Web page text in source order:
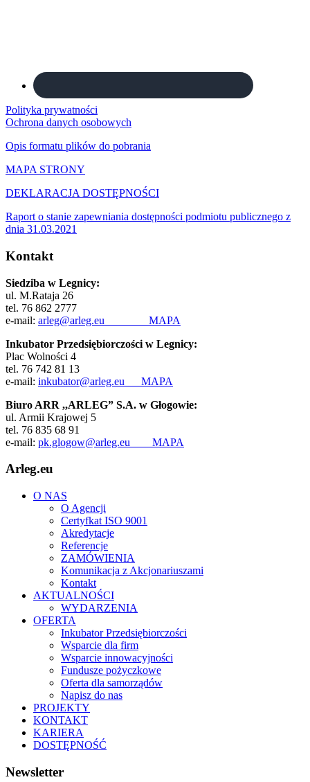
Polityka prywatności
Ochrona danych osobowych
Opis formatu plików do pobrania
MAPA STRONY
DEKLARACJA DOSTĘPNOŚCI
Raport o stanie zapewniania dostępności podmiotu publicznego z
dnia 31.03.2021
Kontakt
Siedziba w Legnicy:
ul. M.Rataja 26
tel. 76 862 2777
e-mail: arleg@arleg.eu MAPA
Inkubator Przedsiębiorczości w Legnicy:
Plac Wolności 4
tel. 76 742 81 13
e-mail: inkubator@arleg.eu MAPA
Biuro ARR ,,ARLEG” S.A. w Głogowie:
ul. Armii Krajowej 5
tel. 76 835 68 91
e-mail: pk.glogow@arleg.eu MAPA
Arleg.eu
O NAS
O Agencji
Certyfkat ISO 9001
Akredytacje
Referencje
ZAMÓWIENIA
Komunikacja z Akcjonariuszami
Kontakt
AKTUALNOŚCI
WYDARZENIA
OFERTA
Inkubator Przedsiębiorczości
Wsparcie dla firm
Wsparcie innowacyjności
Fundusze pożyczkowe
Oferta dla samorządów
Napisz do nas
PROJEKTY
KONTAKT
KARIERA
DOSTĘPNOŚĆ
Newsletter